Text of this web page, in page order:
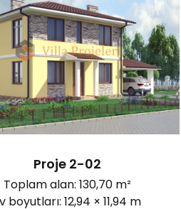
(0)
katli(0)
Proje 2-02
Toplam alan: 130,70 m²
boyutları: 12,94 × 11,94 m